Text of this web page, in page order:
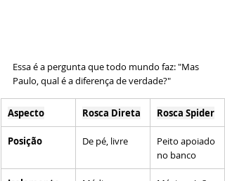
Essa é a pergunta que todo mundo faz: "Mas
Paulo, qual é a diferença de verdade?"
Aspecto Rosca Direta Rosca Spider
Posição De pé, livre
Peito apoiado
no banco